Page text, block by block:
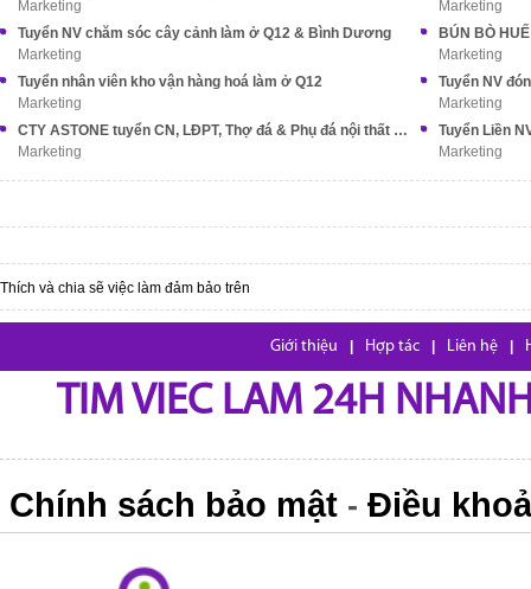
Marketing
Marketing
Tuyển NV chăm sóc cây cảnh làm ở Q12 & Bình Dương
Marketing
Marketing
Tuyển nhân viên kho vận hàng hoá làm ở Q12
Marketing
Tuyển NV
Marketing
CTY ASTONE tuyển CN, LĐPT, Thợ đá & Phụ đá nội thất XK
Marketing
Marketing
Thích và chia sẽ việc làm đảm bảo trên
Giới thiệu Hợp tác Liên hệ
TIM VIEC LAM 24H
Chính sách bảo mật - Điều